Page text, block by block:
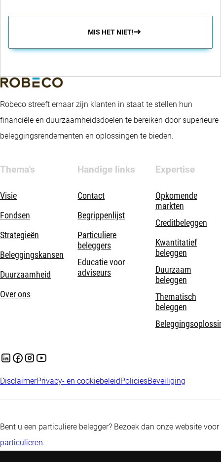
MIS HET NIET!
Robeco streeft ernaar zijn klanten in staat te stellen hun
financiële en duurzaamheidsdoelen te bereiken door superieure
beleggingsrendementen en oplossingen te bieden.
Thema's
Visie
Fondsen
Strategieën
Beleggingskansen
Duurzaamheid
Over ons
Handige links
Contact
Begrippenlijst
Particuliere
beleggers
Educatie voor
adviseurs
Expertise
Opkomende
markten
Creditbeleggen
Kwantitatief
beleggen
Duurzaam
beleggen
Thematisch
beleggen
DisclaimerPrivacy- en cookiebeleidPoliciesBeveiliging
Bent u een particuliere belegger? Bezoek dan onze website voor
particulieren.